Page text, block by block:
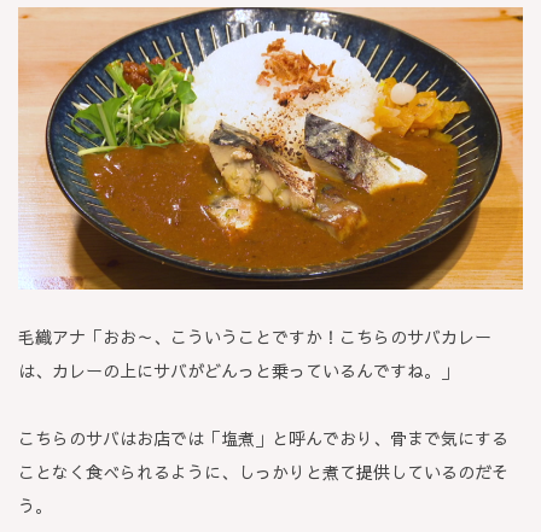
毛織アナ「おお～、こういうことですか！こちらのサバカレー
は、カレーの上にサバがどんっと乗っているんですね。」
こちらのサバはお店では「塩煮」と呼んでおり、骨まで気にする
ことなく食べられるように、しっかりと煮て提供しているのだそ
う。